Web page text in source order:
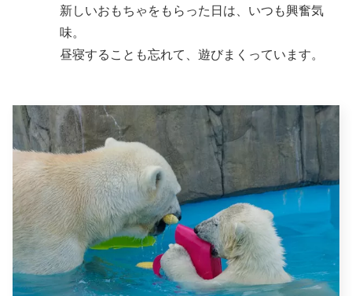
新しいおもちゃをもらった日は、いつも興奮気
味。
昼寝することも忘れて、遊びまくっています。